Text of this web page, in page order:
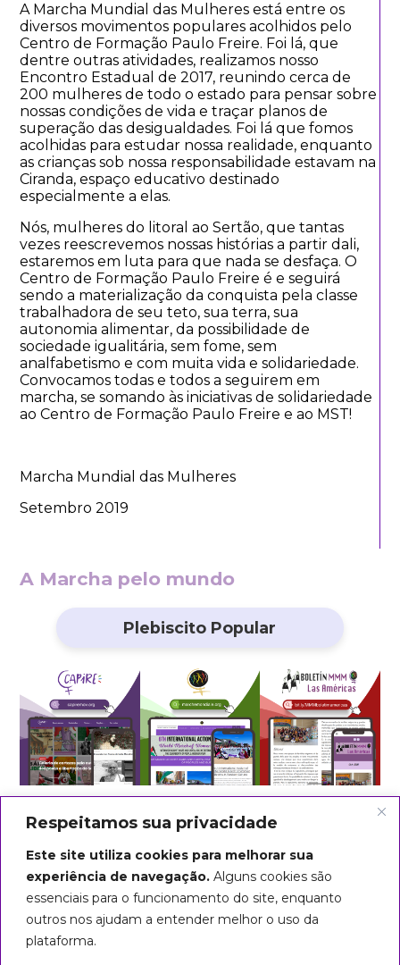
Respeitamos sua privacidade
Este site utiliza cookies para melhorar sua
experiência de navegação. Alguns cookies são
essenciais para o funcionamento do site, enquanto
outros nos ajudam a entender melhor o uso da
plataforma.
A Marcha Mundial das Mulheres está entre os
diversos movimentos populares acolhidos pelo
Centro de Formação Paulo Freire. Foi lá, que
dentre outras atividades, realizamos nosso
Encontro Estadual de 2017, reunindo cerca de
200 mulheres de todo o estado para pensar sobre
nossas condições de vida e traçar planos de
superação das desigualdades. Foi lá que fomos
acolhidas para estudar nossa realidade, enquanto
as crianças sob nossa responsabilidade estavam na
Ciranda, espaço educativo destinado
especialmente a elas.
Nós, mulheres do litoral ao Sertão, que tantas
vezes reescrevemos nossas histórias a partir dali,
estaremos em luta para que nada se desfaça. O
Centro de Formação Paulo Freire é e seguirá
sendo a materialização da conquista pela classe
trabalhadora de seu teto, sua terra, sua
autonomia alimentar, da possibilidade de
sociedade igualitária, sem fome, sem
analfabetismo e com muita vida e solidariedade.
Convocamos todas e todos a seguirem em
marcha, se somando às iniciativas de solidariedade
ao Centro de Formação Paulo Freire e ao MST!
Marcha Mundial das Mulheres
Setembro 2019
A Marcha pelo mundo
Plebiscito Popular